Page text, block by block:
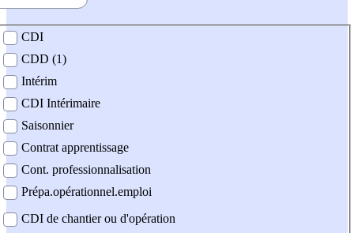
contrat
CDI
CDD (1)
Intérim
CDI Intérimaire
Saisonnier
Contrat apprentissage
Cont. professionnalisation
Prépa.opérationnel.emploi
CDI de chantier ou d'opération